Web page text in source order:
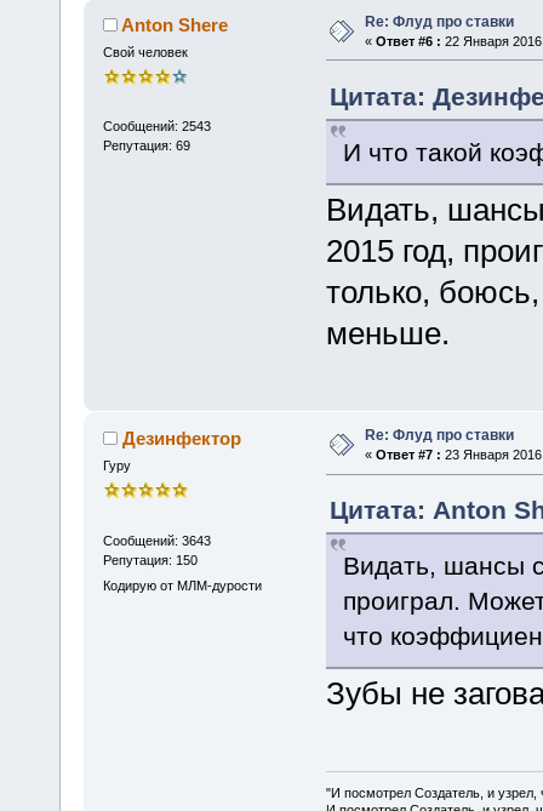
Anton Shere
Свой человек
Сообщений: 2543
Репутация: 69
Re: Флуд про ставки
« Ответ #6 : 22 Января
Цитата:
И что такой
Видать,
2015 год,
только,
меньше.
Дезинфектор
Гуру
Сообщений: 3643
Репутация: 150
Кодирую от МЛМ-дурости
Re: Флуд про ставки
« Ответ #7 : 23 Января
Цитата: Anton
Видать, шансы
проиграл.
что
Зубы не
"И посмотрел Создатель, и